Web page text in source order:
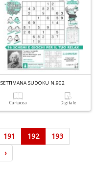
SETTIMANA SUDOKU N.902
Cartacea Digitale
191 192
193
›